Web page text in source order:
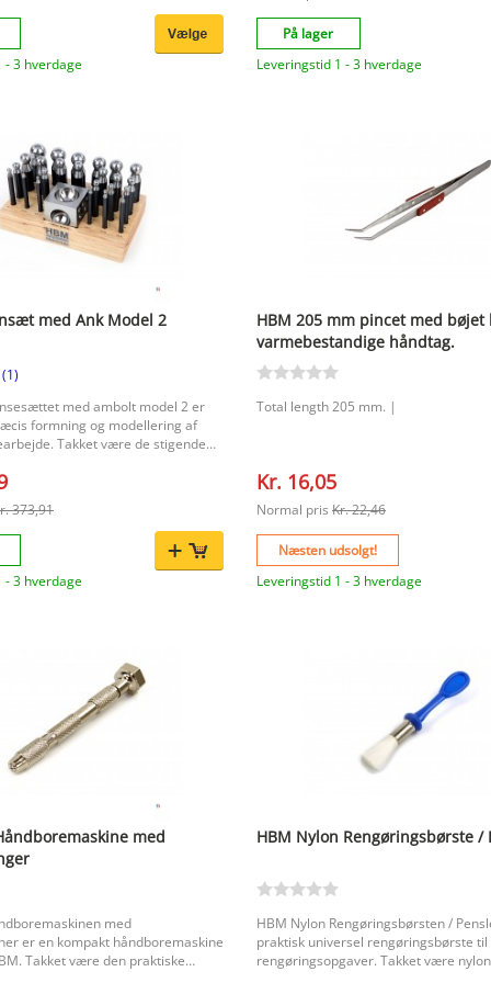
- 3 hverdage
På lager
Leveringstid 1 - 3 hverdage
med Ank Model 2
(1)
med ambolt model 2 er
formning og modellering af
Takket være de stigende
fine rundinger og større
et stabilt underlag under slag
fra 2,3 til 25,0 mm Robust
50 × 50 mm for stabilt arbejde
og modelleringsarbejde, hvor
373,91
- 3 hverdage
HBM 205 mm pincet med bøjet
varmebestandige håndtag.
Total length 205 mm. |
Kr. 16,05
Normal pris Kr. 22,46
Næsten udsolgt!
Leveringstid 1 - 3 hverdage
med
med
er en kompakt håndboremaskine
Takket være den praktiske
HBM Nylon Rengøringsbørste /
HBM Nylon Rengøringsbørsten /
praktisk universel rengøringsbørste
rengøringsopgaver. Takket være